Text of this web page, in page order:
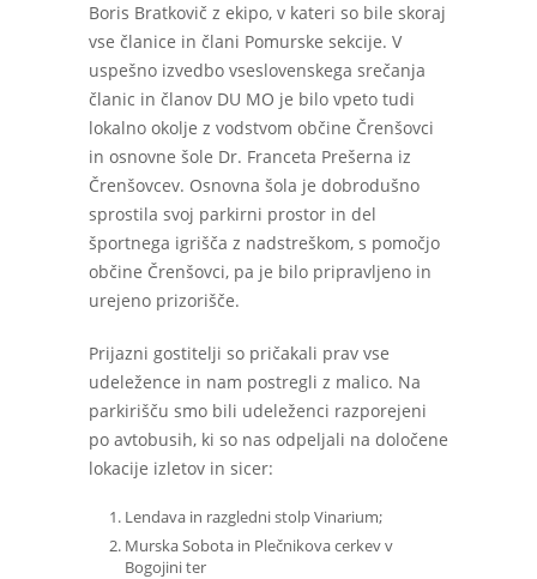
Boris Bratkovič z ekipo, v kateri so bile skoraj
vse članice in člani Pomurske sekcije. V
uspešno izvedbo vseslovenskega srečanja
članic in članov DU MO je bilo vpeto tudi
lokalno okolje z vodstvom občine Črenšovci
in osnovne šole Dr. Franceta Prešerna iz
Črenšovcev. Osnovna šola je dobrodušno
sprostila svoj parkirni prostor in del
športnega igrišča z nadstreškom, s pomočjo
občine Črenšovci, pa je bilo pripravljeno in
urejeno prizorišče.
Prijazni gostitelji so pričakali prav vse
udeležence in nam postregli z malico. Na
parkirišču smo bili udeleženci razporejeni
po avtobusih, ki so nas odpeljali na določene
lokacije izletov in sicer:
Lendava in razgledni stolp Vinarium;
Murska Sobota in Plečnikova cerkev v
Bogojini ter